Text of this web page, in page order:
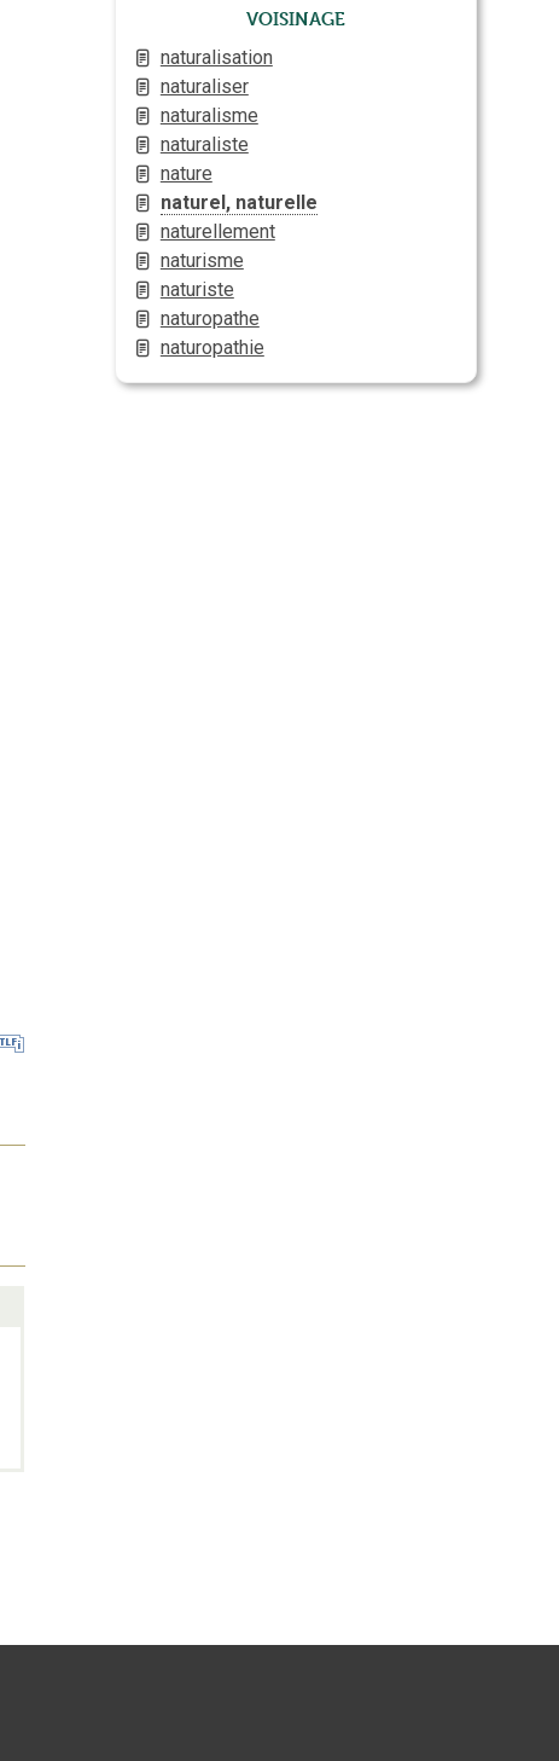
Voisinage
naturalisation
naturaliser
naturalisme
naturaliste
nature
naturel, naturelle
naturellement
naturisme
naturiste
naturopathe
naturopathie